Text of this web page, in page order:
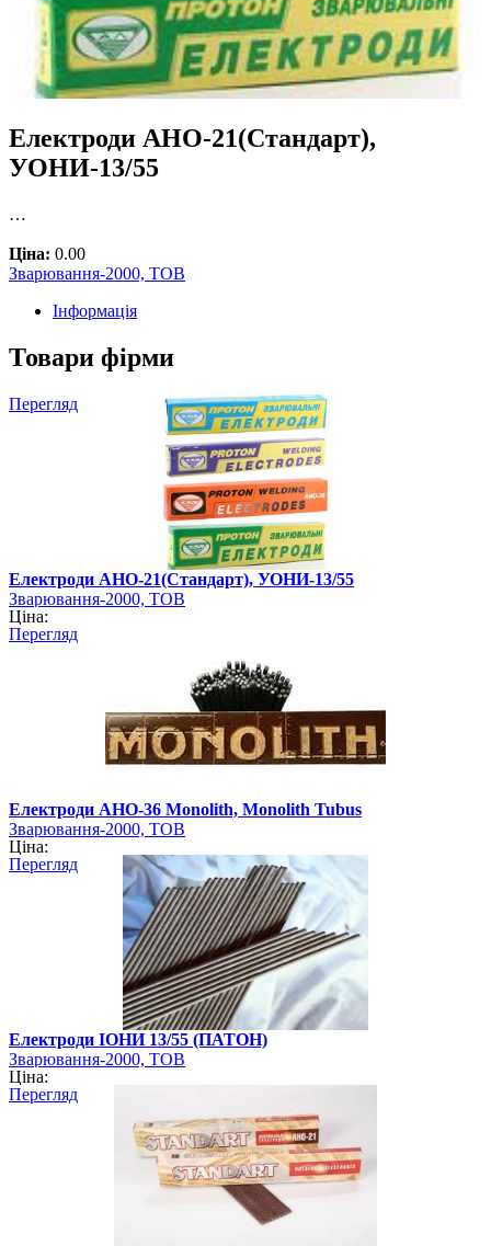
Електроди АНО-21(Стандарт),
УОНИ-13/55
…
Ціна: 0.00
Зварювання-2000, ТОВ
Інформація
Товари фірми
Перегляд
Електроди АНО-21(Стандарт), УОНИ-13/55
Зварювання-2000, ТОВ
Ціна:
Перегляд
Електроди АНО-36 Monolith, Monolith Tubus
Зварювання-2000, ТОВ
Ціна:
Перегляд
Електроди ІОНИ 13/55 (ПАТОН)
Зварювання-2000, ТОВ
Ціна:
Перегляд